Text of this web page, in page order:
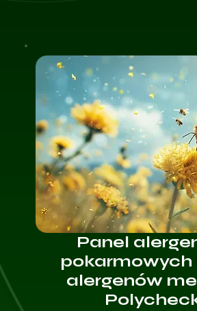
Panel
pokarmowych
alergenów